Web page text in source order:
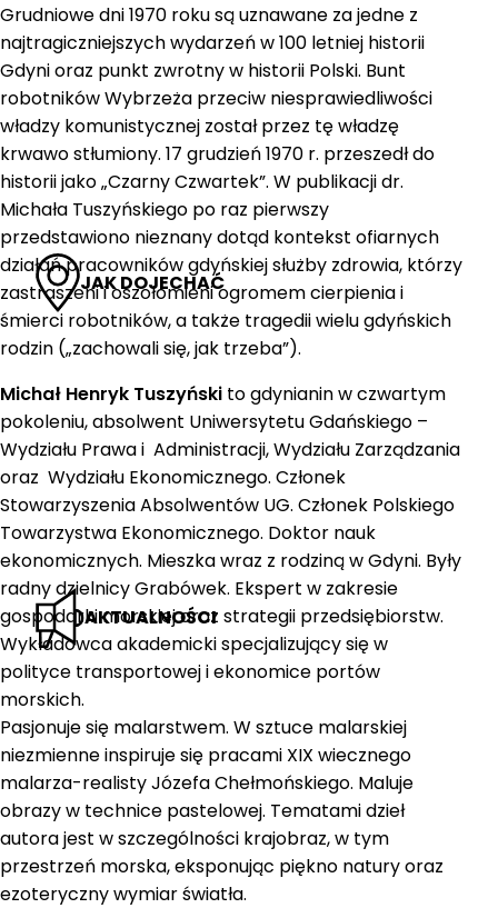
JAK DOJECHAĆ
AKTUALNOŚCI
Grudniowe dni 1970 roku są uznawane za jedne z
najtragiczniejszych wydarzeń w 100 letniej historii
Gdyni oraz punkt zwrotny w historii Polski. Bunt
robotników Wybrzeża przeciw niesprawiedliwości
władzy komunistycznej został przez tę władzę
krwawo stłumiony. 17 grudzień 1970 r. przeszedł do
historii jako „Czarny Czwartek”. W publikacji dr.
Michała Tuszyńskiego po raz pierwszy
przedstawiono nieznany dotąd kontekst ofiarnych
działań pracowników gdyńskiej służby zdrowia, którzy
zastraszeni i oszołomieni ogromem cierpienia i
śmierci robotników, a także tragedii wielu gdyńskich
rodzin („zachowali się, jak trzeba”).
Michał Henryk Tuszyński to gdynianin w czwartym
pokoleniu, absolwent Uniwersytetu Gdańskiego –
Wydziału Prawa i Administracji, Wydziału Zarządzania
oraz Wydziału Ekonomicznego. Członek
Stowarzyszenia Absolwentów UG. Członek Polskiego
Towarzystwa Ekonomicznego. Doktor nauk
ekonomicznych. Mieszka wraz z rodziną w Gdyni. Były
radny dzielnicy Grabówek. Ekspert w zakresie
gospodarki morskiej oraz strategii przedsiębiorstw.
Wykładowca akademicki specjalizujący się w
polityce transportowej i ekonomice portów
morskich.
Pasjonuje się malarstwem. W sztuce malarskiej
niezmienne inspiruje się pracami XIX wiecznego
malarza-realisty Józefa Chełmońskiego. Maluje
obrazy w technice pastelowej. Tematami dzieł
autora jest w szczególności krajobraz, w tym
przestrzeń morska, eksponując piękno natury oraz
ezoteryczny wymiar światła.